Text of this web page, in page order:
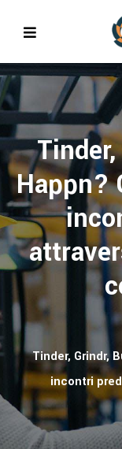
Happn?
Tinder, Grindr,
incontri